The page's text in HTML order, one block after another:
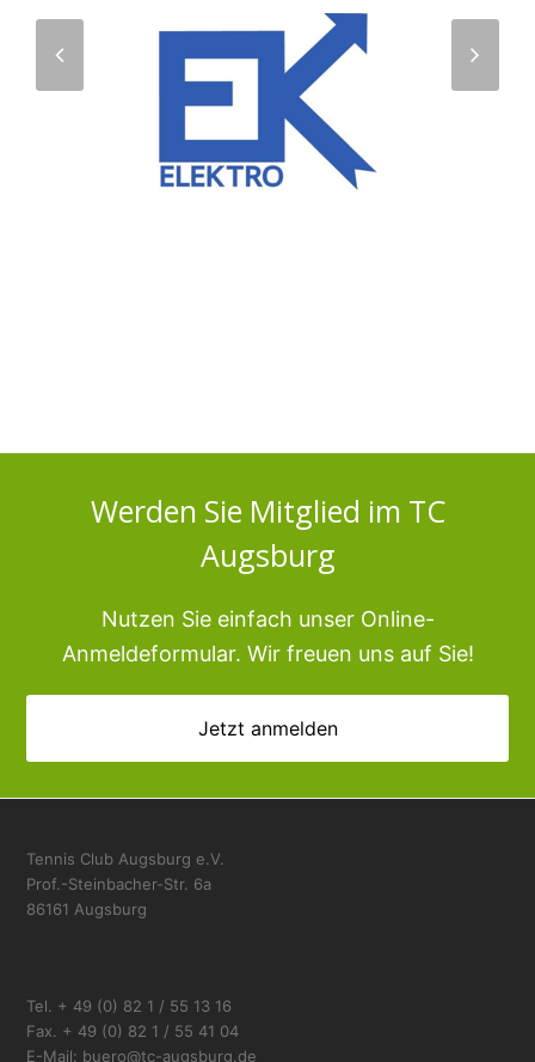
Werden Sie Mitglied im TC
Augsburg
Nutzen Sie einfach unser Online-
Anmeldeformular. Wir freuen uns auf Sie!
Jetzt anmelden
Tennis Club Augsburg e.V.
Prof.-Steinbacher-Str. 6a
86161 Augsburg
Tel. + 49 (0) 82 1 / 55 13 16
Fax. + 49 (0) 82 1 / 55 41 04
E-Mail: buero@tc-augsburg.de